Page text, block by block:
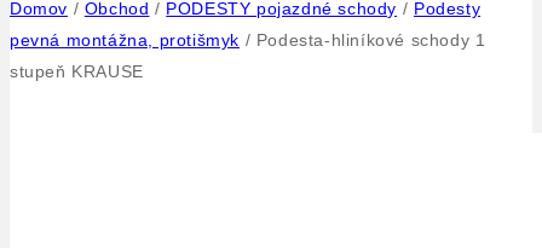
Domov / Obchod / PODESTY pojazdné schody / Podesty
pevná montážna, protišmyk / Podesta-hliníkové schody 1
stupeň KRAUSE